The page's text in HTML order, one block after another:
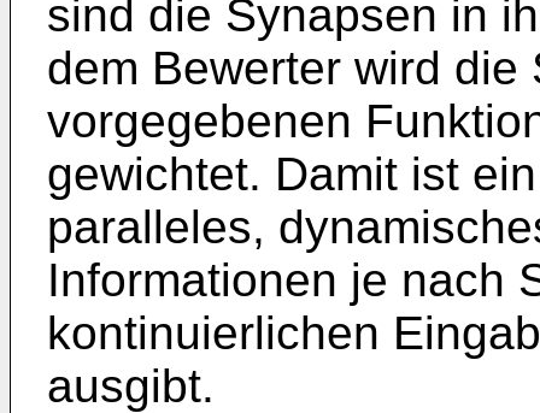
sind die Synapsen in
dem Bewerter wird
vorgegebenen
gewichtet. Damit ist
paralleles,
Informationen je nach
kontinuierlichen
ausgibt.